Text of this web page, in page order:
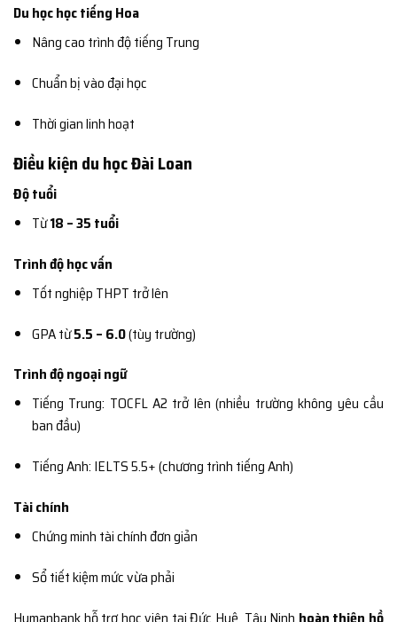
Du học học tiếng Hoa
Nâng cao trình độ tiếng Trung
Chuẩn bị vào đại học
Thời gian linh hoạt
Điều kiện du học Đài Loan
Độ tuổi
Từ18 – 35 tuổi
Trình độ học vấn
Tốt nghiệp THPT trở lên
GPA từ5.5 – 6.0(tùy trường)
Trình độ ngoại ngữ
Tiếng Trung: TOCFL A2 trở lên (nhiều trường không yêu cầu
ban đầu)
Tiếng Anh: IELTS 5.5+ (chương trình tiếng Anh)
Tài chính
Chứng minh tài chính đơn giản
Sổ tiết kiệm mức vừa phải